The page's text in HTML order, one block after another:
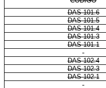
DAS 101.6
DAS 101.5
DAS 101.4
DAS 101.3
DAS 101.1
DAS 102.4
DAS 102.3
DAS 102.1